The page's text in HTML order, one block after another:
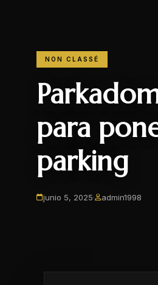
NON CLASSÉ
para
parking
junio 5, 2025· admin1998